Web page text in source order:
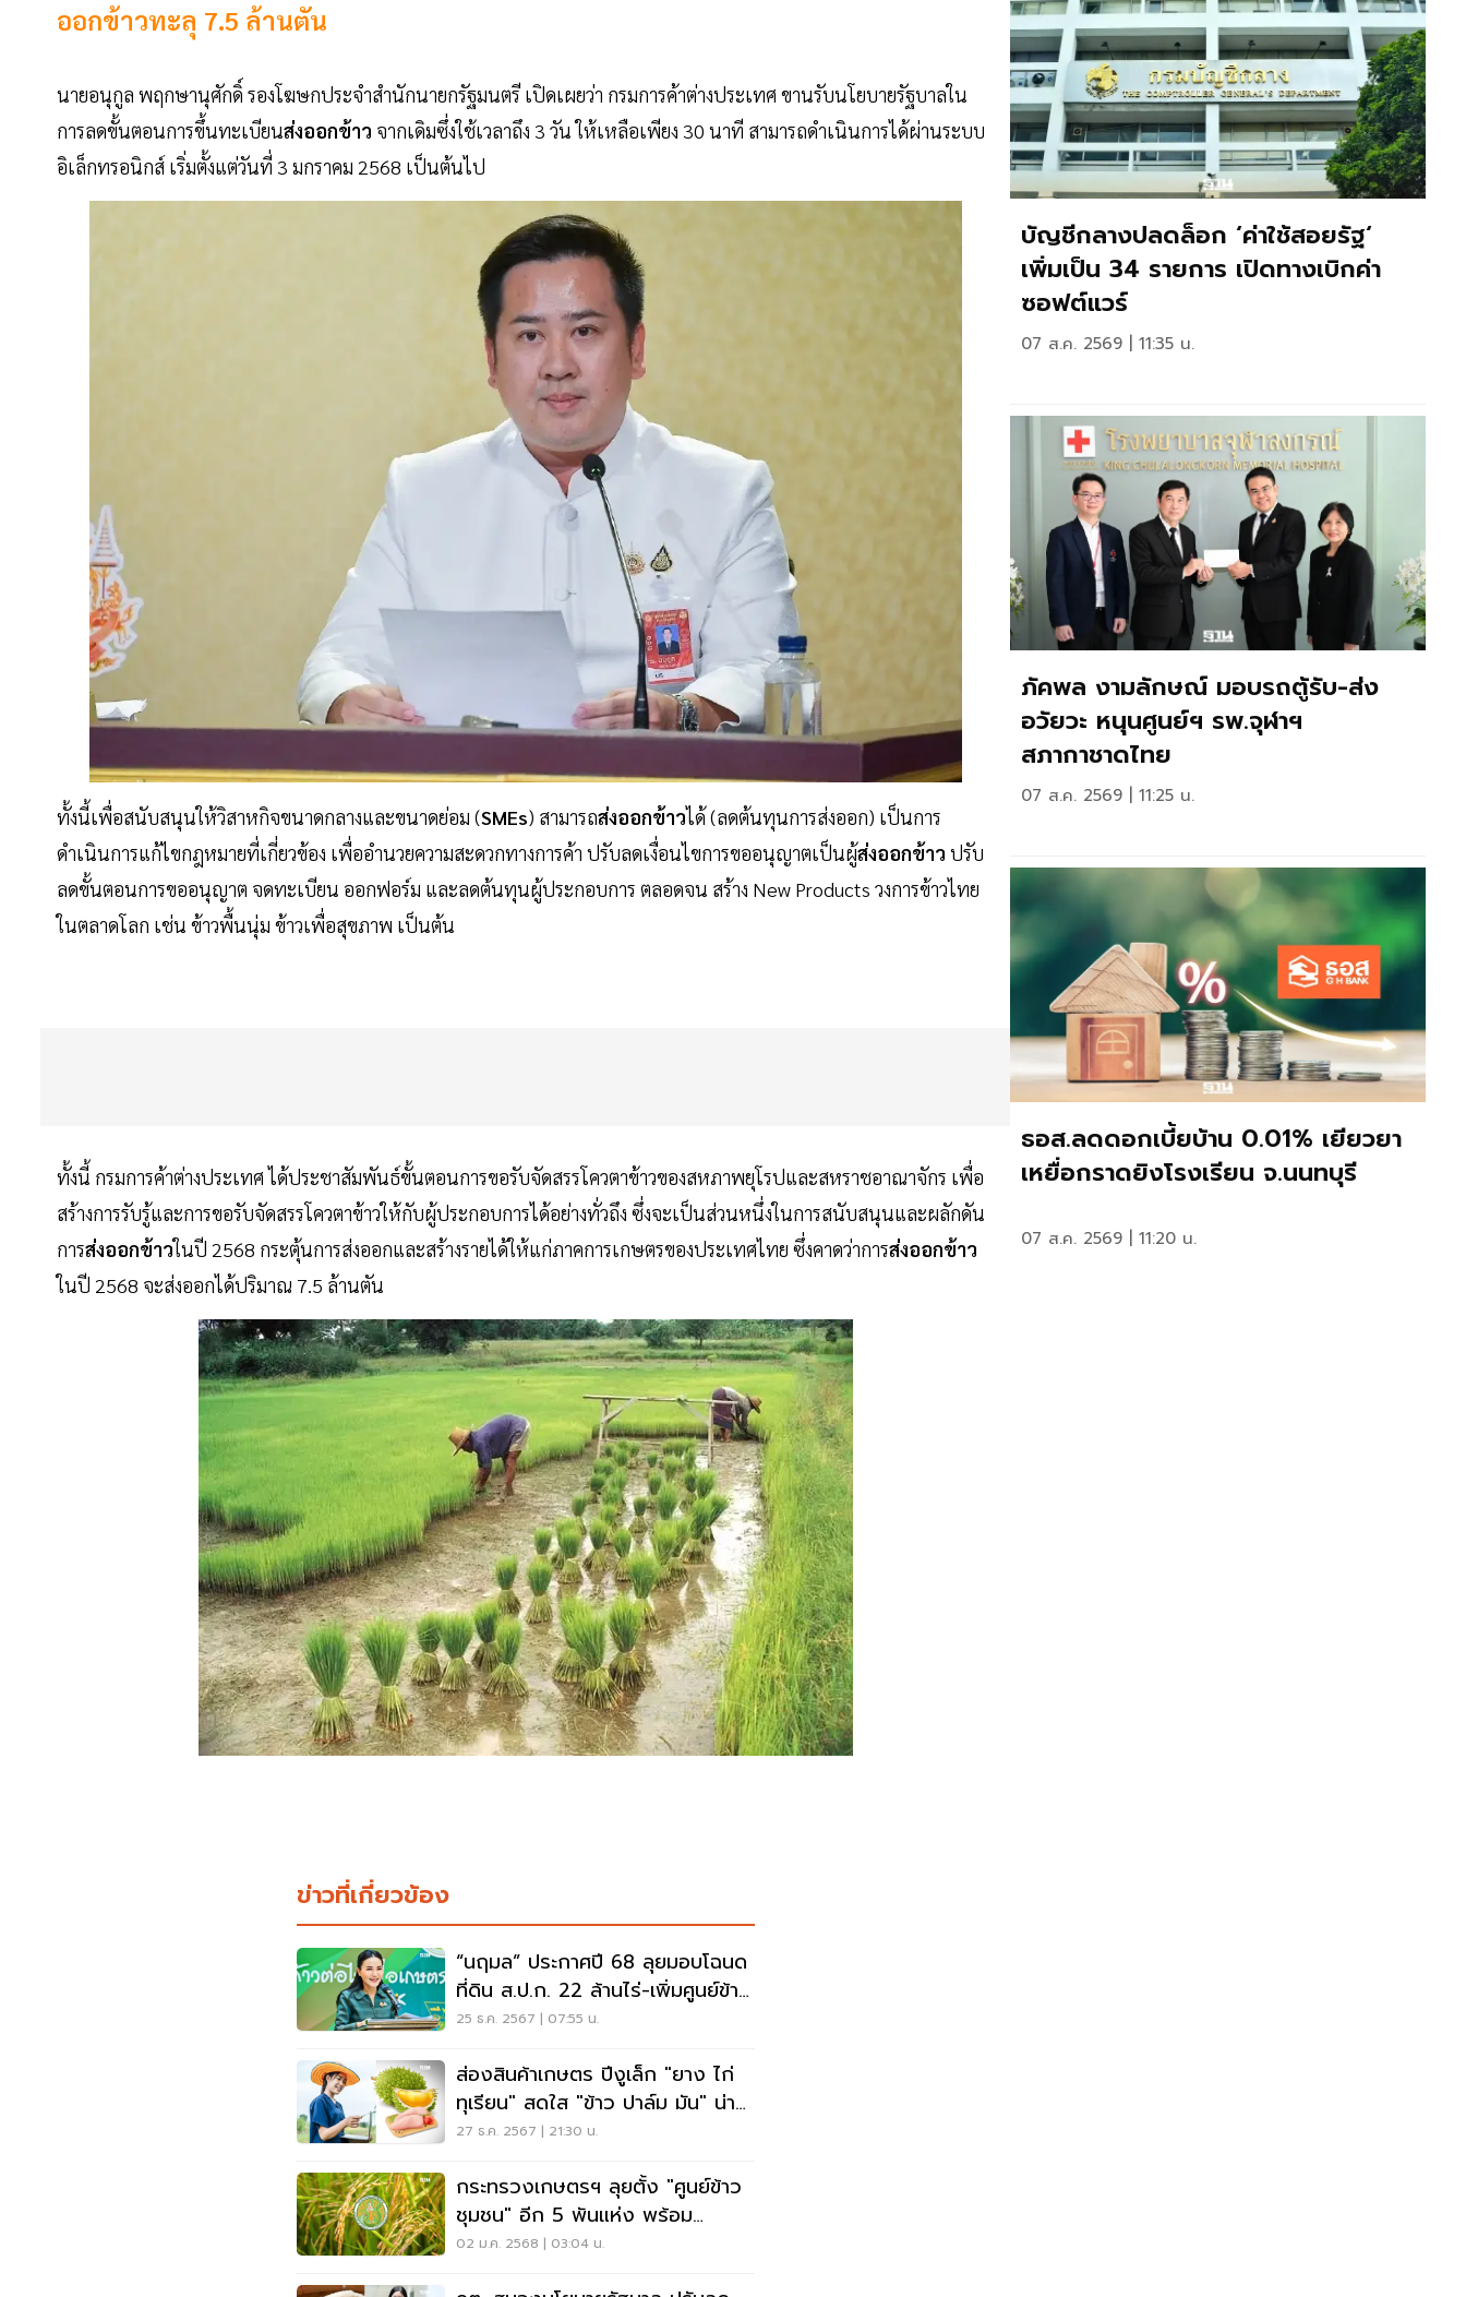
ออกข้าวทะลุ 7.5 ล้านตัน
นายอนุกูล พฤกษานุศักดิ์ รองโฆษกประจำสำนักนายกรัฐมนตรี เปิดเผยว่า กรมการค้าต่างประเทศ ขานรับนโยบายรัฐบาลใน
การลดขั้นตอนการขึ้นทะเบียนส่งออกข้าว จากเดิมซึ่งใช้เวลาถึง 3 วัน ให้เหลือเพียง 30 นาที สามารถดำเนินการได้ผ่านระบบ
อิเล็กทรอนิกส์ เริ่มตั้งแต่วันที่ 3 มกราคม 2568 เป็นต้นไป
ทั้งนี้เพื่อสนับสนุนให้วิสาหกิจขนาดกลางและขนาดย่อม (SMEs) สามารถส่งออกข้าวได้ (ลดต้นทุนการส่งออก) เป็นการ
ดำเนินการแก้ไขกฎหมายที่เกี่ยวข้อง เพื่ออำนวยความสะดวกทางการค้า ปรับลดเงื่อนไขการขออนุญาตเป็นผู้ส่งออกข้าว ปรับ
ลดขั้นตอนการขออนุญาต จดทะเบียน ออกฟอร์ม และลดต้นทุนผู้ประกอบการ ตลอดจน สร้าง New Products วงการข้าวไทย
ในตลาดโลก เช่น ข้าวพื้นนุ่ม ข้าวเพื่อสุขภาพ เป็นต้น
ทั้งนี้ กรมการค้าต่างประเทศ ได้ประชาสัมพันธ์ขั้นตอนการขอรับจัดสรรโควตาข้าวของสหภาพยุโรปและสหราชอาณาจักร เพื่อ
สร้างการรับรู้และการขอรับจัดสรรโควตาข้าวให้กับผู้ประกอบการได้อย่างทั่วถึง ซึ่งจะเป็นส่วนหนึ่งในการสนับสนุนและผลักดัน
การส่งออกข้าวในปี 2568 กระตุ้นการส่งออกและสร้างรายได้ให้แก่ภาคการเกษตรของประเทศไทย ซึ่งคาดว่าการส่งออกข้าว
ในปี 2568 จะส่งออกได้ปริมาณ 7.5 ล้านตัน
ข่าวที่เกี่ยวข้อง
“นฤมล” ประกาศปี 68 ลุยมอบโฉนด
ที่ดิน ส.ป.ก. 22 ล้านไร่-เพิ่มศูนย์ข้าว
ชุมชน
25 ธ.ค. 2567 | 07:55 น.
ส่องสินค้าเกษตร ปีงูเล็ก "ยาง ไก่
ทุเรียน" สดใส "ข้าว ปาล์ม มัน" น่า
ห่วง
27 ธ.ค. 2567 | 21:30 น.
กระทรวงเกษตรฯ ลุยตั้ง "ศูนย์ข้าว
ชุมชน" อีก 5 พันแห่ง พร้อม
โครงการ "ชาวนาอาสา"
02 ม.ค. 2568 | 03:04 น.
บัญชีกลางปลดล็อก ‘ค่าใช้สอยรัฐ‘
เพิ่มเป็น 34 รายการ เปิดทางเบิกค่า
ซอฟต์แวร์
07 ส.ค. 2569 | 11:35 น.
ภัคพล งามลักษณ์ มอบรถตู้รับ-ส่ง
อวัยวะ หนุนศูนย์ฯ รพ.จุฬาฯ
สภากาชาดไทย
07 ส.ค. 2569 | 11:25 น.
ธอส.ลดดอกเบี้ยบ้าน 0.01% เยียวยา
เหยื่อกราดยิงโรงเรียน จ.นนทบุรี
07 ส.ค. 2569 | 11:20 น.